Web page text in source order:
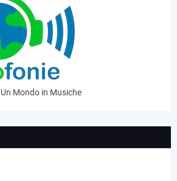
Mondo in Musiche